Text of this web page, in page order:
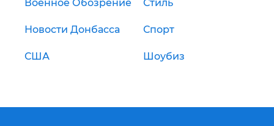
Военное Обозрение Стиль
Новости Донбасса Спорт
США Шоубиз